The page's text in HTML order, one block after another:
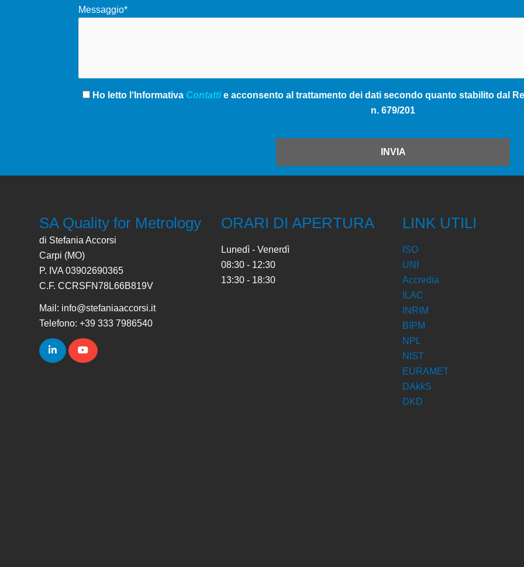
Messaggio*
Ho letto l‘Informativa Contattie acconsento al trattamento dei dati secondo quanto stabilito dal
n. 679/201
INVIA
SA Quality for Metrology
di Stefania Accorsi
Carpi (MO)
P. IVA 03902690365
C.F. CCRSFN78L66B819V
Mail: info@stefaniaaccorsi.it
Telefono: +39 333 7986540
ORARI DI APERTURA
Lunedì - Venerdì
08:30 - 12:30
13:30 - 18:30
LINK UTILI
ISO
UNI
Accredia
ILAC
INRIM
BIPM
NPL
NIST
EURAMET
DAkkS
DKD